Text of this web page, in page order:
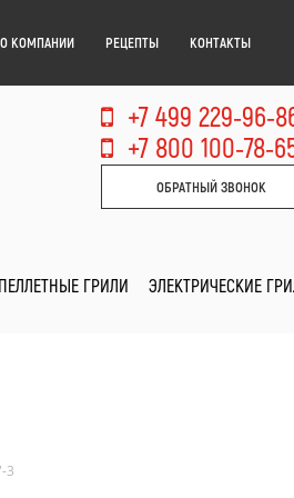
О КОМПАНИИ РЕЦЕПТЫ КОНТАКТЫ
+7 499 229-96-
+7 800 100-78-
ОБРАТНЫЙ ЗВОНОК
ПЕЛЛЕТНЫЕ ГРИЛИ ЭЛЕКТРИЧЕСКИЕ
3